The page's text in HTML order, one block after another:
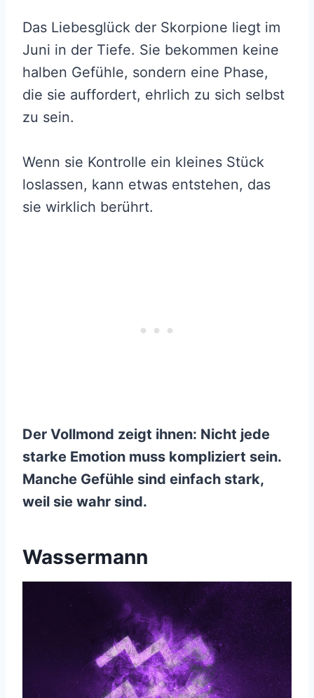
Das Liebesglück der Skorpione liegt im
Juni in der Tiefe. Sie bekommen keine
halben Gefühle, sondern eine Phase,
die sie auffordert, ehrlich zu sich selbst
zu sein.
Wenn sie Kontrolle ein kleines Stück
loslassen, kann etwas entstehen, das
sie wirklich berührt.
Der Vollmond zeigt ihnen: Nicht jede
starke Emotion muss kompliziert sein.
Manche Gefühle sind einfach stark,
weil sie wahr sind.
Wassermann